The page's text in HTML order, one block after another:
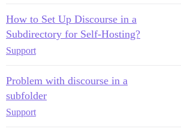
How to Set Up Discourse in a
Subdirectory for Self-Hosting?
Support
Problem with discourse in a
subfolder
Support